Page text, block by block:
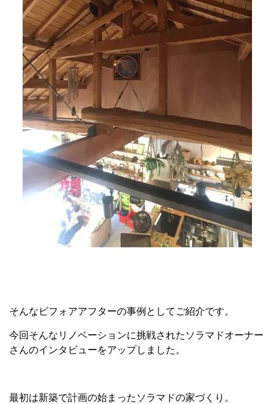
そんなビフォアアフターの事例としてご紹介です。
今回そんなリノベーションに挑戦されたソラマドオーナー
さんのインタビューをアップしました。
最初は新築で計画の始まったソラマドの家づくり。